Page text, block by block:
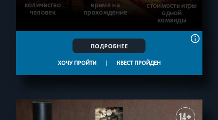
количество
человек
время на
прохождение
стоимость игры
одной
команды
ПОДРОБНЕЕ
ХОЧУ ПРОЙТИ | КВЕСТ ПРОЙДЕН
14+